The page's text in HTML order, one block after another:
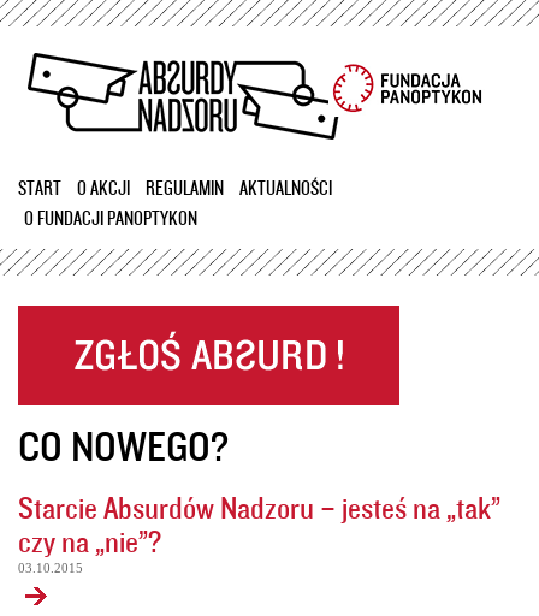
Przejdź
treści
START O AKCJI REGULAMIN
AKTUALNOŚCI
O FUNDACJI PANOPTYKON
CO NOWEGO?
Starcie Absurdów Nadzoru – jesteś na „tak”
czy na „nie”?
03.10.2015